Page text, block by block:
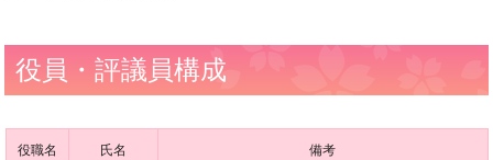
役員・評議員構成
役職名 氏名 備考